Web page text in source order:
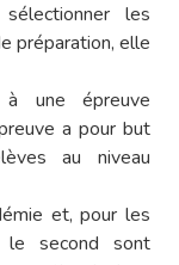
les
préparation, elle
à une épreuve
a pour but
au niveau
et, pour les
le second sont